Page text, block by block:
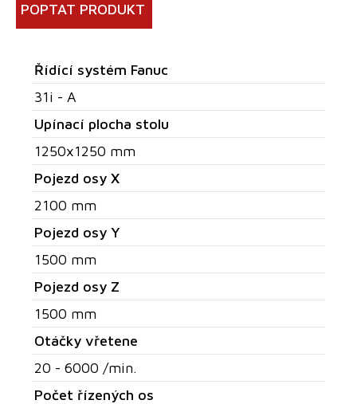
POPTAT PRODUKT
Řídící systém Fanuc
31i - A
Upínací plocha stolu
1250x1250 mm
Pojezd osy X
2100 mm
Pojezd osy Y
1500 mm
Pojezd osy Z
1500 mm
Otáčky vřetene
20 - 6000 /min.
Počet řízených os